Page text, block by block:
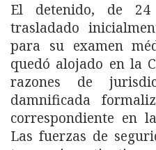
El detenido, de
trasladado
para su examen
quedó alojado en la
razones de
damnificada
correspondiente en
Las fuerzas de